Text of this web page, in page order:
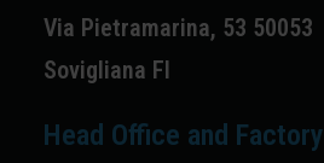
Via Pietramarina, 53 50053
Sovigliana FI
Head Office and Factory